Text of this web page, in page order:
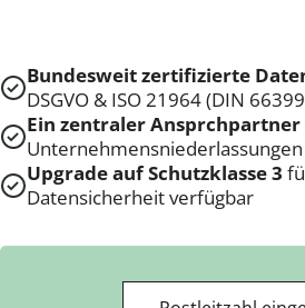
Bundesweit zertifizierte
DSGVO & ISO 21964 (DIN
Ein zentraler Ansprchpartner
Unternehmensniederlassungen
Upgrade auf Schutzklasse 3
Datensicherheit verfügbar